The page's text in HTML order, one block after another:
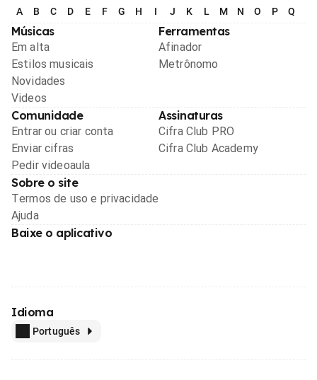
A B C D E F G H I J K L M N O P Q
Músicas
Em alta
Estilos musicais
Novidades
Videos
Ferramentas
Afinador
Metrônomo
Comunidade
Entrar ou criar conta
Enviar cifras
Pedir videoaula
Assinaturas
Cifra Club PRO
Cifra Club Academy
Sobre o site
Termos de uso e privacidade
Ajuda
Baixe o aplicativo
Idioma
Português